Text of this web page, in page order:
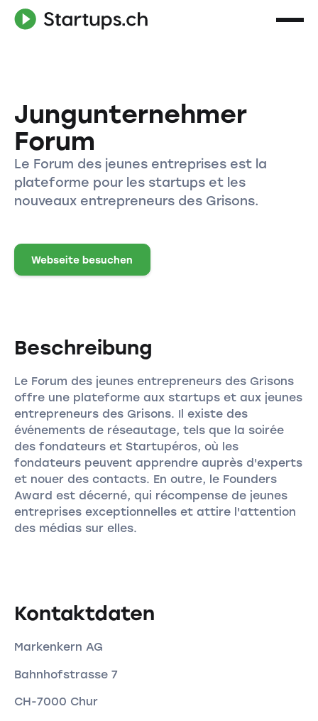
Jungunternehmer
Forum
Le Forum des jeunes entreprises est la
plateforme pour les startups et les
nouveaux entrepreneurs des Grisons.
Webseite besuchen
Beschreibung
Le Forum des jeunes entrepreneurs des Grisons
offre une plateforme aux startups et aux jeunes
entrepreneurs des Grisons. Il existe des
événements de réseautage, tels que la soirée
des fondateurs et Startupéros, où les
fondateurs peuvent apprendre auprès d'experts
et nouer des contacts. En outre, le Founders
Award est décerné, qui récompense de jeunes
entreprises exceptionnelles et attire l'attention
des médias sur elles.
Kontaktdaten
Markenkern AG
Bahnhofstrasse 7
CH-7000 Chur